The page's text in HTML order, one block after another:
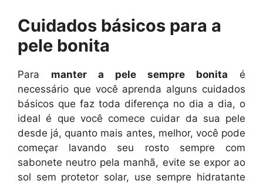
Cuidados básicos para a
pele bonita
Para manter a pele sempre bonita é
necessário que você aprenda alguns cuidados
básicos que faz toda diferença no dia a dia, o
ideal é que você comece cuidar da sua pele
desde já, quanto mais antes, melhor, você pode
começar lavando seu rosto sempre com
sabonete neutro pela manhã, evite se expor ao
sol sem protetor solar, use sempre hidratante